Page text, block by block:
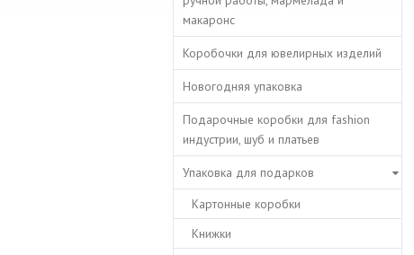
макаронс
Коробочки для ювелирных изделий
Новогодняя упаковка
Подарочные коробки для fashion
индустрии, шуб и платьев
Упаковка для подарков
Картонные коробки
Книжки